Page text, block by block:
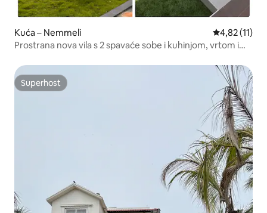
Kuća – Nemmeli Prosječna
4,82 (11)
Prostrana nova vila s 2 spavaće sobe i kuhinjom, vrtom i
Superhost
Superhost